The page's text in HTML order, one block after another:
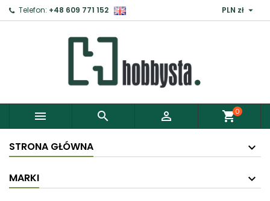
Telefon: +48 609 771 152 PLN zł 
   shopping_cart0
STRONA GŁÓWNA
MARKI